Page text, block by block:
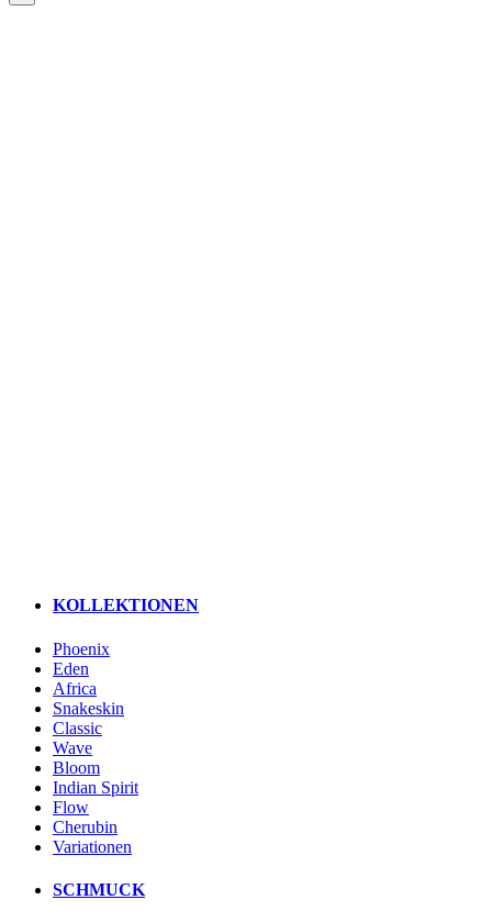
KOLLEKTIONEN
Phoenix
Eden
Africa
Snakeskin
Classic
Wave
Bloom
Indian Spirit
Flow
Cherubin
Variationen
SCHMUCK